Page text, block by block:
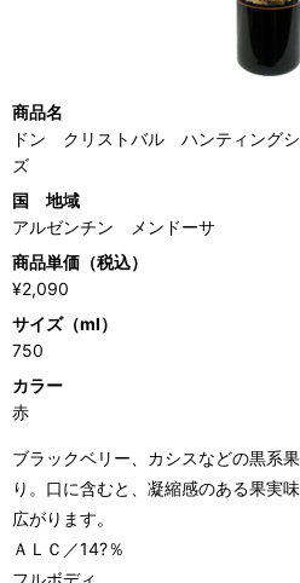
商品名
ドン クリストバル ハンティング
ズ
国 地域
アルゼンチン メンドーサ
商品単価（税込）
¥2,090
サイズ（ml）
750
カラー
赤
ブラックベリー、カシスなどの黒系
り。口に含むと、凝縮感のある果実
広がります。
ＡＬＣ／14?％
フルボディ